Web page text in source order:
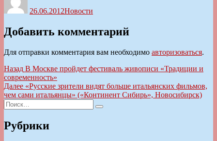
26.06.2012Новости
Добавить комментарий
Для отправки комментария вам необходимо авторизоваться.
Навигация
по
записям
Назад Предыдущая
запись:
В Москве пройдет фестиваль живописи «Традиции и
современность»
Далее Следующая
запись:
«Русские зрители видят больше итальянских фильмов,
чем сами итальянцы» («Континент Сибирь», Новосибирск)
Искать:
Поиск
Рубрики